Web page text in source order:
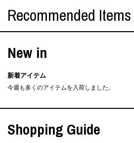
Recommended Items
New in
新着アイテム
今週も多くのアイテムを入荷しました。
Shopping Guide